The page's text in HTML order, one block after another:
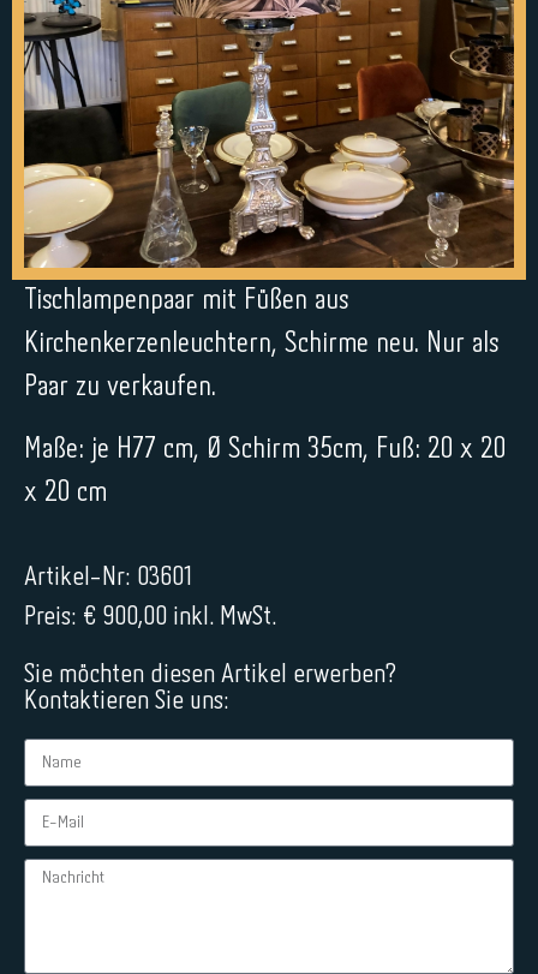
Tischlampenpaar mit Füßen aus
Kirchenkerzenleuchtern, Schirme neu. Nur als
Paar zu verkaufen.
Maße: je H77 cm, Ø Schirm 35cm, Fuß: 20 x 20
x 20 cm
Artikel-Nr: 03601
Preis: € 900,00 inkl. MwSt.
Sie möchten diesen Artikel erwerben?
Kontaktieren Sie uns: